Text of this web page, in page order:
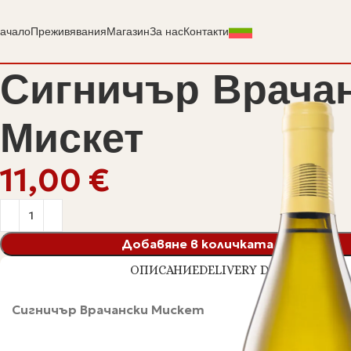
ПреживяванияМагазинЗа насКонтакти
Сигничър
Мискет
€
Добавяне в количката
ОПИСАНИЕDELIVERY DETAILS
Сигничър Врачански Мискет